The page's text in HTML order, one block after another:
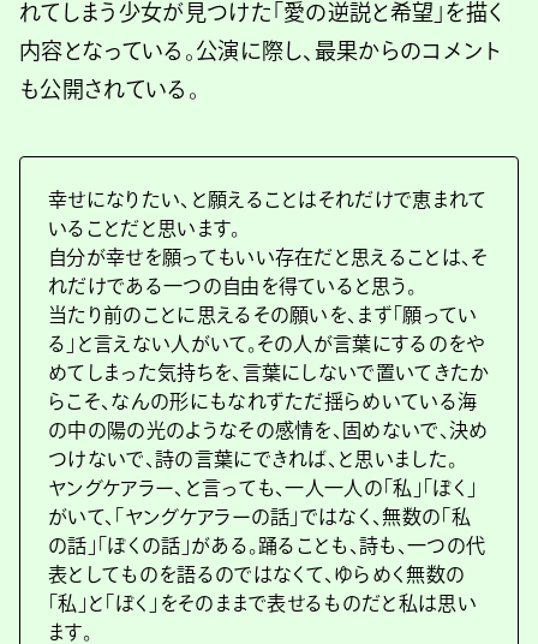
れてしまう少女が見つけた「愛の逆説と希望」を描く
内容となっている。公演に際し、最果からのコメント
も公開されている。
幸せになりたい、と願えることはそれだけで恵まれて
いることだと思います。
自分が幸せを願ってもいい存在だと思えることは、そ
れだけである一つの自由を得ていると思う。
当たり前のことに思えるその願いを、まず「願ってい
る」と言えない人がいて。その人が言葉にするのをや
めてしまった気持ちを、言葉にしないで置いてきたか
らこそ、なんの形にもなれずただ揺らめいている海
の中の陽の光のようなその感情を、固めないで、決め
つけないで、詩の言葉にできれば、と思いました。
ヤングケアラー、と言っても、一人一人の「私」「ぼく」
がいて、「ヤングケアラーの話」ではなく、無数の「私
の話」「ぼくの話」がある。踊ることも、詩も、一つの代
表としてものを語るのではなくて、ゆらめく無数の
「私」と「ぼく」をそのままで表せるものだと私は思い
ます。